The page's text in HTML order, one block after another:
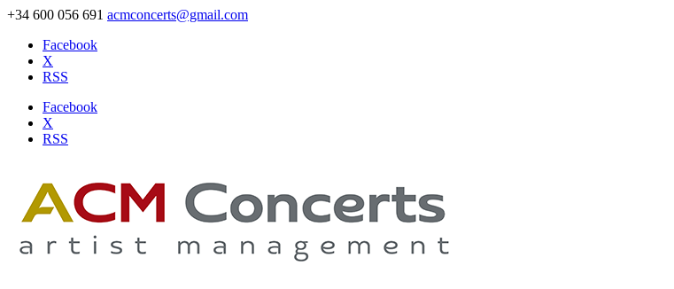
+34 600 056 691 acmconcerts@gmail.com
Facebook
X
RSS
Facebook
X
RSS